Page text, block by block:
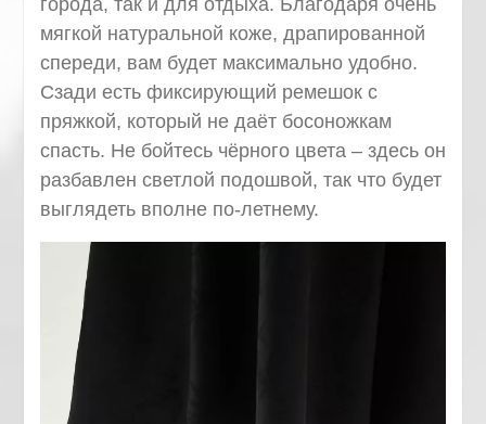
города, так и для отдыха. Благодаря очень
мягкой натуральной коже, драпированной
спереди, вам будет максимально удобно.
Сзади есть фиксирующий ремешок с
пряжкой, который не даёт босоножкам
спасть. Не бойтесь чёрного цвета – здесь он
разбавлен светлой подошвой, так что будет
выглядеть вполне по-летнему.